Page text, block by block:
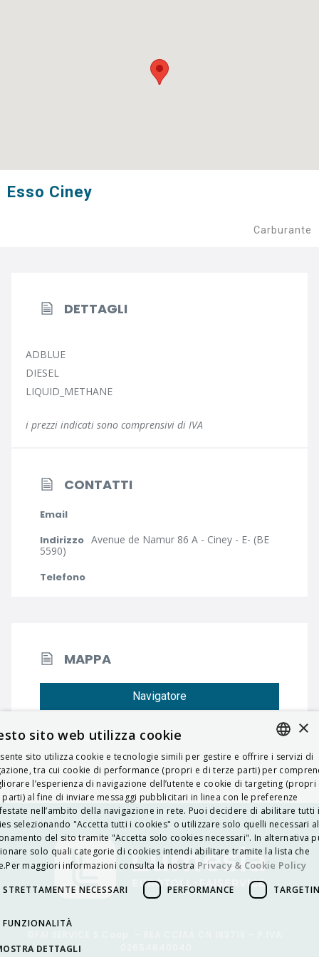
Esso Ciney
Carburante
DETTAGLI
ADBLUE
DIESEL
LIQUID_METHANE
i prezzi indicati sono comprensivi di IVA
CONTATTI
Email
Indirizzo Avenue de Namur 86 A - Ciney - E- (BE
5590)
Telefono
MAPPA
Navigatore
ITALIAN
ENGLISH
FRENCH
HUNGARIAN
DEUTSCH
POLSKI
×
sito web utilizza cookie
sito utilizza cookie e tecnologie simili per gestire e offrire i servizi di
tra cui cookie di performance (propri e di terze parti) per
l’esperienza di navigazione dell’utente e cookie di targeting (propri
parti) al fine di inviare messaggi pubblicitari in linea con le preferenze
nell’ambito della navigazione in rete. Puoi decidere di abilitare tutti i
selezionando "Accetta tutti i cookies" o utilizzare solo quelli necessari al
del sito tramite "Accetta solo cookies necessari". In alternativa
solo quali categorie di cookies intendi abilitare tramite la lista che
maggiori informazioni consulta la nostra Privacy & Cookie Policy
STRETTAMENTE NECESSARI PERFORMANCE
FUNZIONALITÀ
DETTAGLI